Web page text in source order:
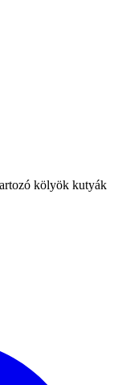
kölyök kutyák